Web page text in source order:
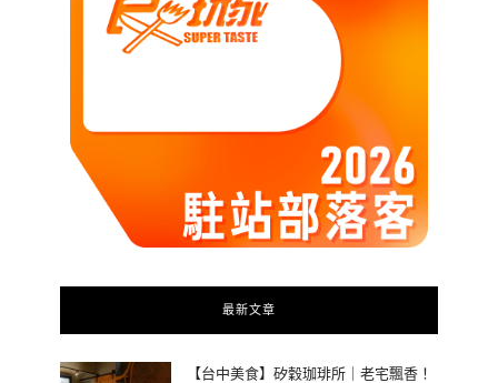
最新文章
【台中美食】矽穀珈琲所｜老宅飄香！